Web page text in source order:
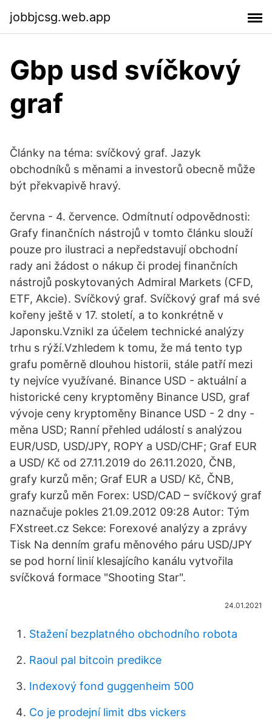
jobbjcsg.web.app
Gbp usd svíčkový
graf
Články na téma: svíčkový graf. Jazyk
obchodníků s měnami a investorů obecně může
být překvapivě hravý.
června - 4. července. Odmítnutí odpovědnosti:
Grafy finančních nástrojů v tomto článku slouží
pouze pro ilustraci a nepředstavují obchodní
rady ani žádost o nákup či prodej finančních
nástrojů poskytovaných Admiral Markets (CFD,
ETF, Akcie). Svíčkový graf. Svíčkový graf má své
kořeny ještě v 17. století, a to konkrétně v
Japonsku.Vznikl za účelem technické analýzy
trhu s rýží.Vzhledem k tomu, že má tento typ
grafu poměrně dlouhou historii, stále patří mezi
ty nejvíce využívané. Binance USD - aktuální a
historické ceny kryptoměny Binance USD, graf
vývoje ceny kryptoměny Binance USD - 2 dny -
měna USD; Ranní přehled událostí s analýzou
EUR/USD, USD/JPY, ROPY a USD/CHF; Graf EUR
a USD/ Kč od 27.11.2019 do 26.11.2020, ČNB,
grafy kurzů měn; Graf EUR a USD/ Kč, ČNB,
grafy kurzů měn Forex: USD/CAD – svíčkový graf
naznačuje pokles 21.09.2012 09:28 Autor: Tým
FXstreet.cz Sekce: Forexové analýzy a zprávy
Tisk Na denním grafu měnového páru USD/JPY
se pod horní linií klesajícího kanálu vytvořila
svíčková formace "Shooting Star".
24.01.2021
Stažení bezplatného obchodního robota
Raoul pal bitcoin predikce
Indexový fond guggenheim 500
Co je prodejní limit dbs vickers